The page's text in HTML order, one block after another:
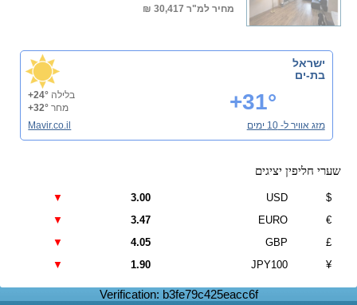
מחיר למ"ר 30,417 ₪
ישראל
בת-ים
+31° בלילה +24°
מחר +32°
מזג אוויר ל- 10 ימים
Mavir.co.il
שערי חליפין יציגים
$
USD
3.00
▼
€
EURO
3.47
▼
£
GBP
4.05
▼
¥
JPY100
1.90
▼
Verification: b3fe79c425eacc6f